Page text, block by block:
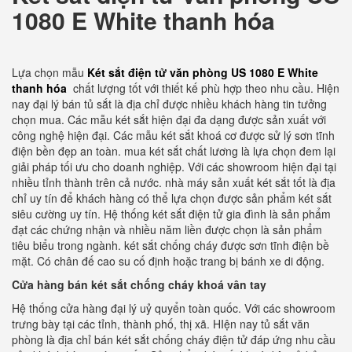
1080 E White thanh hóa
Lựa chọn mẫu Két sắt điện tử văn phòng US 1080 E White
thanh hóa chất lượng tốt với thiết kế phù hợp theo nhu cầu. Hiện
nay đại lý bán tủ sắt là địa chỉ được nhiều khách hàng tin tưởng
chọn mua. Các mẫu két sắt hiện đại đa dạng được sản xuất với
công nghệ hiện đại. Các mẫu két sắt khoá cơ được sử lý sơn tĩnh
điện bền đẹp an toàn. mua két sắt chất lương là lựa chọn đem lại
giải pháp tối ưu cho doanh nghiệp. Với các showroom hiện đại tại
nhiều tỉnh thành trên cả nước. nhà máy sản xuất két sắt tốt là địa
chỉ uy tín để khách hàng có thể lựa chọn được sản phẩm két sắt
siêu cường uy tín. Hệ thống két sắt điện tử gia đình là sản phẩm
đạt các chứng nhận và nhiều năm liền được chọn là sản phẩm
tiêu biểu trong ngành. két sắt chống cháy được sơn tĩnh điện bề
mặt. Có chân đế cao su cố định hoặc trang bị bánh xe di động.
Cửa hàng bán két sắt chống cháy khoá vân tay
Hệ thống cửa hàng đại lý uỷ quyển toàn quốc. Với các showroom
trưng bày tại các tỉnh, thành phố, thị xã. HIện nay tủ sắt văn
phòng là địa chỉ bán két sắt chống cháy điện tử đáp ứng nhu cầu